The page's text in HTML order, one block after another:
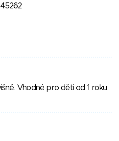
Vhodné pro děti od 1 roku